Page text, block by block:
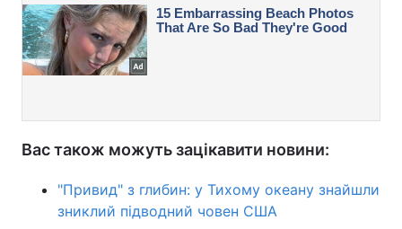
Вас також можуть зацікавити новини:
"Привид" з глибин: у Тихому океану знайшли
зниклий підводний човен США